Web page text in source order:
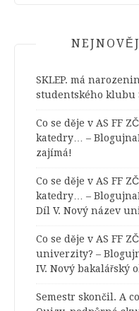
SKLEP. má
studentského klubu
Co se děje v AS FF
katedry… –
zajímá!
Co se děje v AS FF
katedry… –
Díl V. Nový název
Co se děje v AS FF
univerzity? –
IV. Nový bakalářský
Semestr skončil. A